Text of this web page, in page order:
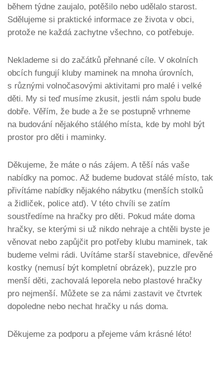
během týdne zaujalo, potěšilo nebo udělalo starost.
Sdělujeme si praktické informace ze života v obci,
protože ne každá zachytne všechno, co potřebuje.
Neklademe si do začátků přehnané cíle. V okolních
obcích fungují kluby maminek na mnoha úrovních,
s různými volnočasovými aktivitami pro malé i velké
děti. My si teď musíme zkusit, jestli nám spolu bude
dobře. Věřím, že bude a že se postupně vrhneme
na budování nějakého stálého místa, kde by mohl být
prostor pro děti i maminky.
Děkujeme, že máte o nás zájem. A těší nás vaše
nabídky na pomoc. Až budeme budovat stálé místo, tak
přivítáme nabídky nějakého nábytku (menších stolků
a židliček, police atd). V této chvíli se zatím
soustředíme na hračky pro děti. Pokud máte doma
hračky, se kterými si už nikdo nehraje a chtěli byste je
věnovat nebo zapůjčit pro potřeby klubu maminek, tak
budeme velmi rádi. Uvítáme starší stavebnice, dřevěné
kostky (nemusí být kompletní obrázek), puzzle pro
menší děti, zachovalá leporela nebo plastové hračky
pro nejmenší. Můžete se za námi zastavit ve čtvrtek
dopoledne nebo nechat hračky u nás doma.
Děkujeme za podporu a přejeme vám krásné léto!